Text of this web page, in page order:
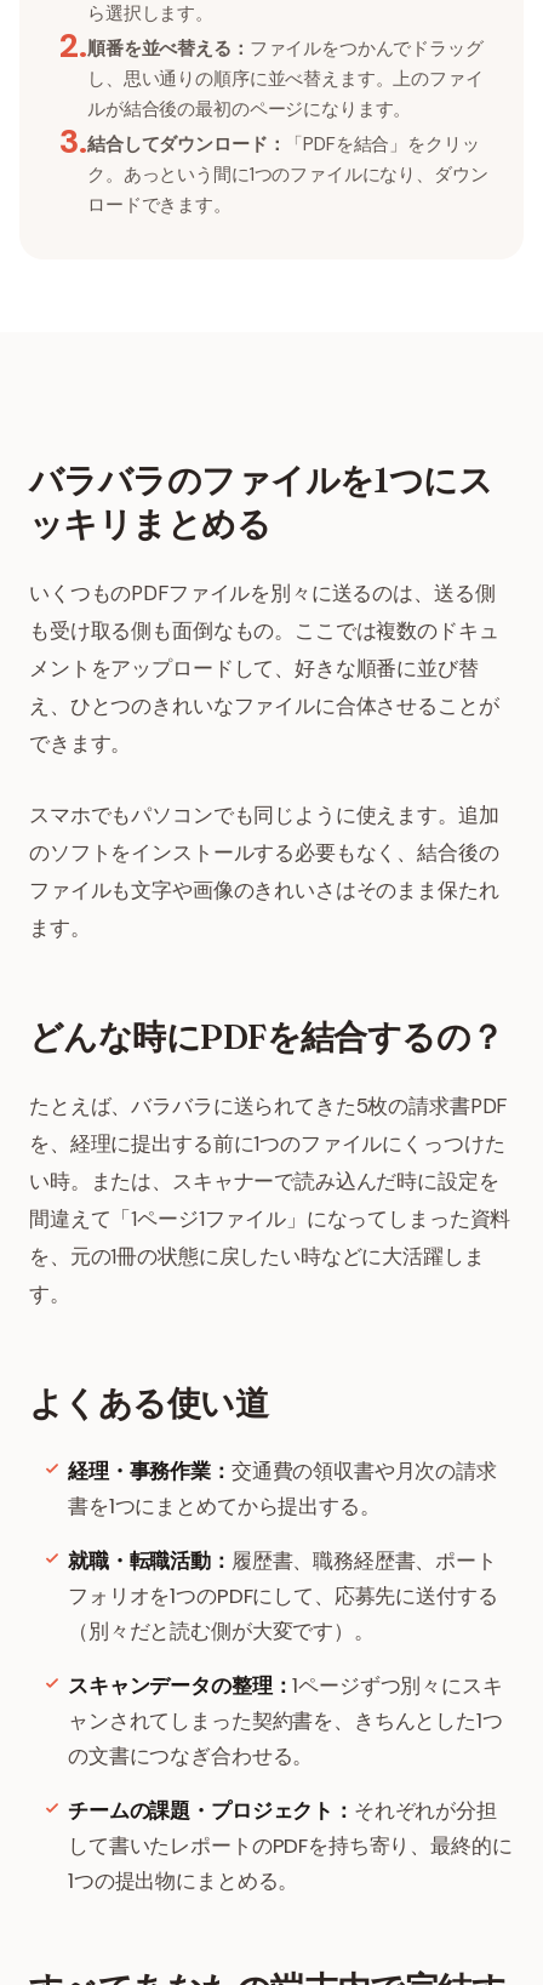
ら選択します。
2.順番を並べ替える： ファイルをつかんでドラッグ
し、思い通りの順序に並べ替えます。上のファイ
ルが結合後の最初のページになります。
3.結合してダウンロード：
「PDFを結合」をクリッ
ク。あっという間に1つのファイルになり、ダウン
ロードできます。
バラバラのファイルを1つにス
ッキリまとめる
いくつものPDFファイルを別々に送るのは、送る側
も受け取る側も面倒なもの。ここでは複数のドキュ
メントをアップロードして、好きな順番に並び替
え、ひとつのきれいなファイルに合体させることが
できます。
スマホでもパソコンでも同じように使えます。追加
のソフトをインストールする必要もなく、結合後の
ファイルも文字や画像のきれいさはそのまま保たれ
ます。
どんな時にPDFを結合するの？
たとえば、バラバラに送られてきた5枚の請求書PDF
を、経理に提出する前に1つのファイルにくっつけた
い時。または、スキャナーで読み込んだ時に設定を
間違えて「1ページ1ファイル」になってしまった資料
を、元の1冊の状態に戻したい時などに大活躍しま
す。
よくある使い道
経理・事務作業： 交通費の領収書や月次の請求
書を1つにまとめてから提出する。
就職・転職活動： 履歴書、職務経歴書、ポート
フォリオを1つのPDFにして、応募先に送付する
（別々だと読む側が大変です）。
スキャンデータの整理：1ページずつ別々にスキ
ャンされてしまった契約書を、きちんとした1つ
の文書につなぎ合わせる。
チームの課題・プロジェクト： それぞれが分担
して書いたレポートのPDFを持ち寄り、最終的に
1つの提出物にまとめる。